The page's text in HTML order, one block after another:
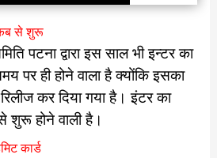
कब से शुरू
पटना द्वारा इस साल भी इन्टर का
पर ही होने वाला है क्योंकि इसका
कर दिया गया है। इंटर का
शुरू होने वाली है।
कार्ड